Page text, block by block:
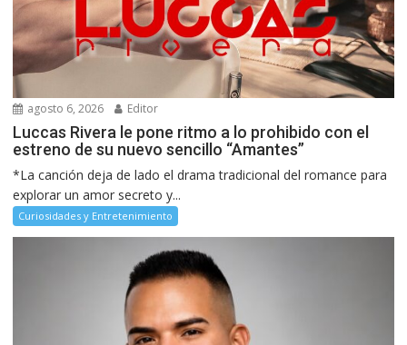
agosto 6, 2026 Editor
Luccas Rivera le pone ritmo a lo prohibido con el
estreno de su nuevo sencillo “Amantes”
*La canción deja de lado el drama tradicional del romance para
explorar un amor secreto y...
Curiosidades y Entretenimiento